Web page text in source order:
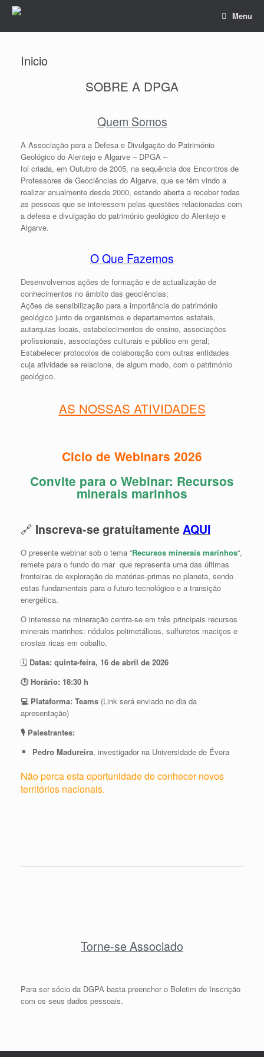
Menu
Inicio
SOBRE A DPGA
Quem Somos
A Associação para a Defesa e Divulgação do Património
Geológico do Alentejo e Algarve – DPGA –
foi criada, em Outubro de 2005, na sequência dos Encontros de
Professores de Geociências do Algarve, que se têm vindo a
realizar anualmente desde 2000, estando aberta a receber todas
as pessoas que se interessem pelas questões relacionadas com
a defesa e divulgação do património geológico do Alentejo e
Algarve.
O Que Fazemos
Desenvolvemos ações de formação e de actualização de
conhecimentos no âmbito das geociências;
Ações de sensibilização para a importância do património
geológico junto de organismos e departamentos estatais,
autarquias locais, estabelecimentos de ensino, associações
profissionais, associações culturais e público em geral;
Estabelecer protocolos de colaboração com outras entidades
cuja atividade se relacione, de algum modo, com o património
geológico.
AS NOSSAS ATIVIDADES
Ciclo de Webinars 2026
Convite para o Webinar: Recursos
minerais marinhos
🔗 Inscreva-se gratuitamenteAQUI
O presente webinar sob o tema “Recursos minerais marinhos“,
remete para o fundo do mar que representa uma das últimas
fronteiras de exploração de matérias-primas no planeta, sendo
estas fundamentais para o futuro tecnológico e a transição
energética.
O interesse na mineração centra-se em três principais recursos
minerais marinhos: nódulos polimetálicos, sulfuretos maciços e
crostas ricas em cobalto.
🗓 Datas: quinta-feira, 16 de abril de 2026
🕒 Horário: 18:30 h
💻 Plataforma: Teams (Link será enviado no dia da
apresentação)
🎙 Palestrantes:
Pedro Madureira, investigador na Universidade de Évora
Não perca esta oportunidade de conhecer novos
territórios nacionais.
Torne-se Associado
Para ser sócio da DGPA basta preencher o Boletim de Inscrição
com os seus dados pessoais.